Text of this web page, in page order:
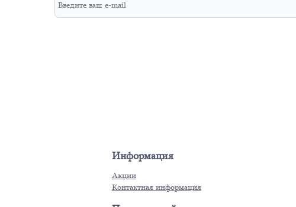
Информация
Акции
Контактная информация